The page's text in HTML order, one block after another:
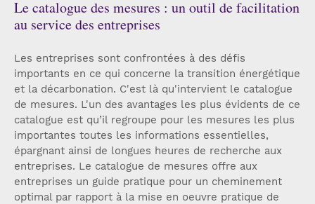
Le catalogue des mesures : un outil de facilitation
au service des entreprises
Les entreprises sont confrontées à des défis
importants en ce qui concerne la transition énergétique
et la décarbonation. C'est là qu'intervient le catalogue
de mesures. L'un des avantages les plus évidents de ce
catalogue est qu’il regroupe pour les mesures les plus
importantes toutes les informations essentielles,
épargnant ainsi de longues heures de recherche aux
entreprises. Le catalogue de mesures offre aux
entreprises un guide pratique pour un cheminement
optimal par rapport à la mise en oeuvre pratique de